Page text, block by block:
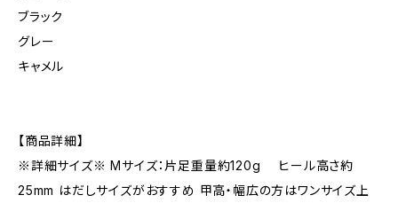
ブラック
グレー
キャメル
【商品詳細】
※詳細サイズ※ Mサイズ：片足重量約120g ヒール高さ約
25mm はだしサイズがおすすめ 甲高・幅広の方はワンサイズ上